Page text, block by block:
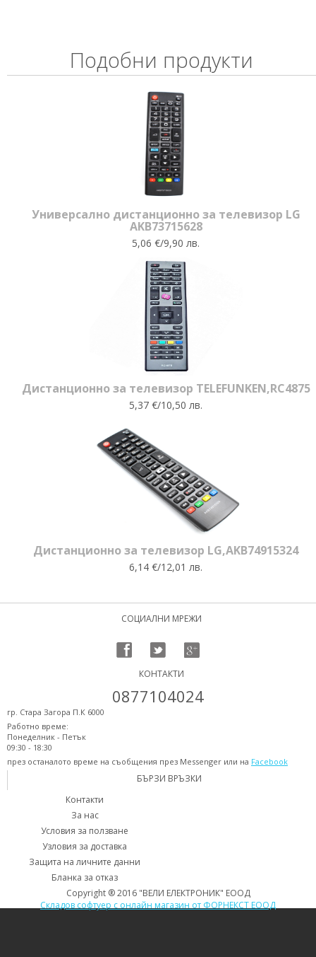
Подобни продукти
Универсално дистанционно за телевизор LG
AKB73715628
5,06 €/9,90 лв.
Дистанционно за телевизор TELEFUNKEN,RC4875
5,37 €/10,50 лв.
Дистанционно за телевизор LG,AKB74915324
6,14 €/12,01 лв.
СОЦИАЛНИ МРЕЖИ
КОНТАКТИ
0877104024
гр. Стара Загора П.К 6000
Работно време:
Понеделник - Петък
09:30 - 18:30
през останалото време на съобщения през Messenger или на Facebook
БЪРЗИ ВРЪЗКИ
Контакти
За нас
Условия за ползване
Узловия за доставка
Защита на личните данни
Бланка за отказ
Copyright ® 2016 "ВЕЛИ ЕЛЕКТРОНИК" ЕООД
Складов софтуер с онлайн магазин от ФОРНЕКСТ ЕООД